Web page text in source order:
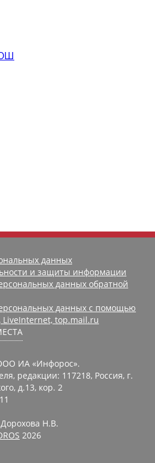
данных
и защиты информации
данных обратной
данных с помощью
LiveInternet, top.mail.ru
ИА «Инфорос».
редакции: 117218, Россия, г.
д.13, кор. 2
Н.В.
2026